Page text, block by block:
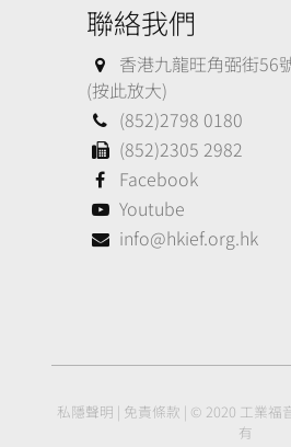
聯絡我們
香港九龍旺角弼街56
(按此放大)
(852)2798 0180
(852)2305 2982
Facebook
Youtube
info@hkief.org.hk
私隱聲明 | 免責條款 | © 2020 工業福
有